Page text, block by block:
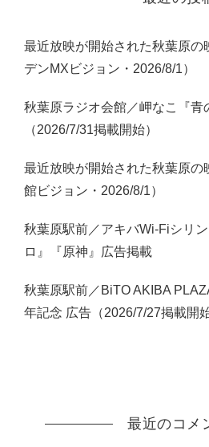
最近放映が開始された秋葉原の
デンMXビジョン・2026/8/1）
秋葉原ラジオ会館／岬なこ『青
（2026/7/31掲載開始）
最近放映が開始された秋葉原の
館ビジョン・2026/8/1）
秋葉原駅前／アキバWi-Fiシリ
ロ』『原神』広告掲載
秋葉原駅前／BiTO AKIBA
年記念 広告（2026/7/27掲載開始
最近のコメ